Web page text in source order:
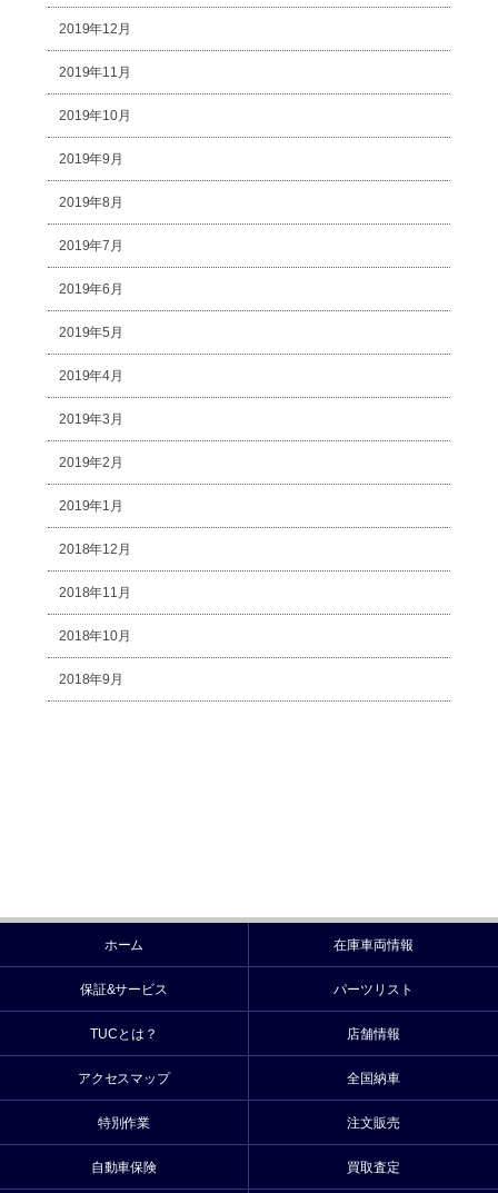
2019年12月
2019年11月
2019年10月
2019年9月
2019年8月
2019年7月
2019年6月
2019年5月
2019年4月
2019年3月
2019年2月
2019年1月
2018年12月
2018年11月
2018年10月
2018年9月
ホーム 在庫車両情報
保証&サービス パーツリスト
TUCとは？ 店舗情報
アクセスマップ 全国納車
特別作業 注文販売
自動車保険 買取査定